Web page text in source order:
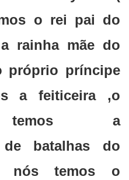
o rei pai do
rainha mãe do
próprio príncipe
a feiticeira ,o
temos a
de batalhas do
nós temos o